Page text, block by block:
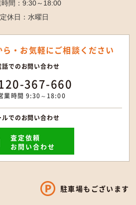
時間：9:30～18:00
定休日：水曜日
・ お気軽にご相談ください
話でのお問い合わせ
367-660
業時間 9:30～18:00
ルでのお問い合わせ
査定依頼
お問い合わせ
駐車場もございます